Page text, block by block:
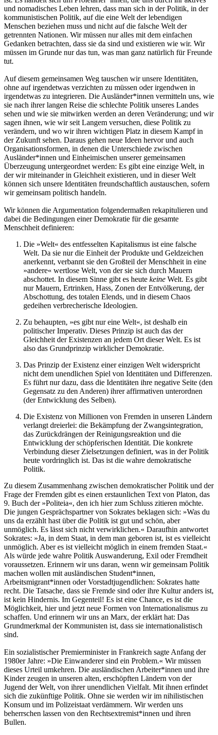
und nomadisches Leben lehren, dass man sich in der Politik, in der
kommunistischen Politik, auf die eine Welt der lebendigen
Menschen beziehen muss und nicht auf die falsche Welt der
getrennten Nationen. Wir müssen nur alles mit dem einfachen
Gedanken betrachten, dass sie da sind und existieren wie wir. Wir
müssen im Grunde nur das tun, was man ganz natürlich für Freunde
tut.
Auf diesem gemeinsamen Weg tauschen wir unsere Identitäten,
ohne auf irgendetwas verzichten zu müssen oder irgendwen in
irgendetwas zu integrieren. Die Ausländer*innen vermitteln uns, wie
sie nach ihrer langen Reise die schlechte Politik unseres Landes
sehen und wie sie mitwirken werden an deren Veränderung; und wir
sagen ihnen, wie wir seit Langem versuchen, diese Politik zu
verändern, und wo wir ihren wichtigen Platz in diesem Kampf in
der Zukunft sehen. Daraus gehen neue Ideen hervor und auch
Organisationsformen, in denen die Unterschiede zwischen
Ausländer*innen und Einheimischen unserer gemeinsamen
Überzeugung untergeordnet werden: Es gibt eine einzige Welt, in
der wir miteinander in Gleichheit existieren, und in dieser Welt
können sich unsere Identitäten freundschaftlich austauschen, sofern
wir gemeinsam politisch handeln.
Wir können die Argumentation folgendermaßen rekapitulieren und
dabei die Bedingungen einer Demokratie für die gesamte
Menschheit definieren:
Die »Welt« des entfesselten Kapitalismus ist eine falsche
Welt. Da sie nur die Einheit der Produkte und Geldzeichen
anerkennt, verbannt sie den Großteil der Menschheit in eine
»andere« wertlose Welt, von der sie sich durch Mauern
abschottet. In diesem Sinne gibt es heute keine Welt. Es gibt
nur Mauern, Ertrinken, Hass, Zonen der Entvölkerung, der
Abschottung, des totalen Elends, und in diesem Chaos
gedeihen verbrecherische Ideologien.
Zu behaupten, »es gibt nur eine Welt«, ist deshalb ein
politischer Imperativ. Dieses Prinzip ist auch das der
Gleichheit der Existenzen an jedem Ort dieser Welt. Es ist
also das Grundprinzip wirklicher Demokratie.
Das Prinzip der Existenz einer einzigen Welt widerspricht
nicht dem unendlichen Spiel von Identitäten und Differenzen.
Es führt nur dazu, dass die Identitäten ihre negative Seite (den
Gegensatz zu den Anderen) ihrer affirmativen unterordnen
(der Entwicklung des Selben).
Die Existenz von Millionen von Fremden in unseren Ländern
verlangt dreierlei: die Bekämpfung der Zwangsintegration,
das ­Zurückdrängen der Reinigungsreaktion und die
Entwicklung der schöpferischen Identität. Die konkrete
Verbindung dieser Zielsetzungen definiert, was in der Politik
heute vordringlich ist. Das ist die wahre demokratische
Politik.
Zu diesem Zusammenhang zwischen demokratischer Politik und der
Frage der Fremden gibt es einen erstaunlichen Text von Platon, das
9. Buch der »Politeia«, den ich hier zum Schluss zitieren möchte.
Die jungen Gesprächspartner von Sokrates beklagen sich: »Was du
uns da erzählt hast über die Politik ist gut und schön, aber
unmöglich. Es lässt sich nicht verwirklichen.« Daraufhin antwortet
Sokrates: »Ja, in dem Staat, in dem man geboren ist, ist es vielleicht
unmöglich. Aber es ist vielleicht möglich in einem fremden Staat.«
Als würde jede wahre Politik Auswanderung, Exil oder Fremdheit
voraussetzen. Erinnern wir uns daran, wenn wir gemeinsam Politik
machen wollen mit ausländischen Student*innen,
Arbeitsmigrant*innen oder Vorstadtjugendlichen: Sokrates hatte
recht. Die Tatsache, dass sie Fremde sind oder ihre Kultur anders ist,
ist kein Hindernis. Im Gegenteil! Es ist eine Chance, es ist die
Möglichkeit, hier und jetzt neue Formen von Internationalismus zu
schaffen. Und erinnern wir uns an Marx, der erklärt hat: Das
Grundmerkmal der Kommunisten ist, dass sie internationalistisch
sind.
Ein sozialistischer Premierminister in Frankreich sagte Anfang der
1980er Jahre: »Die Einwanderer sind ein Problem.« Wir müssen
dieses Urteil umkehren. Die ausländischen Arbeiter*innen und ihre
Kinder zeugen in unseren alten, erschöpften Ländern von der
Jugend der Welt, von ihrer unendlichen Vielfalt. Mit ihnen erfindet
sich die zukünftige Politik. Ohne sie werden wir im nihilistischen
Konsum und im Polizeistaat verdämmern. Wir werden uns
beherrschen lassen von den Rechtsextremist*innen und ihren
Bullen.